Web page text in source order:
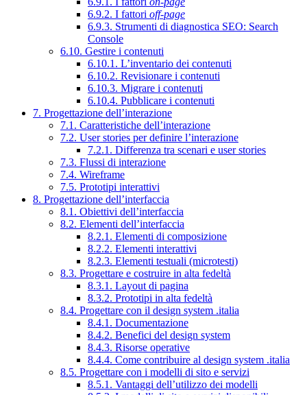
6.9.2. I fattori off-page
6.9.3. Strumenti di diagnostica SEO: Search
Console
6.10. Gestire i contenuti
6.10.1. L’inventario dei contenuti
6.10.2. Revisionare i contenuti
6.10.3. Migrare i contenuti
6.10.4. Pubblicare i contenuti
7. Progettazione dell’interazione
7.1. Caratteristiche dell’interazione
7.2. User stories per definire l’interazione
7.2.1. Differenza tra scenari e user stories
7.3. Flussi di interazione
7.4. Wireframe
7.5. Prototipi interattivi
8. Progettazione dell’interfaccia
8.1. Obiettivi dell’interfaccia
8.2. Elementi dell’interfaccia
8.2.1. Elementi di composizione
8.2.2. Elementi interattivi
8.2.3. Elementi testuali (microtesti)
8.3. Progettare e costruire in alta fedeltà
8.3.1. Layout di pagina
8.3.2. Prototipi in alta fedeltà
8.4. Progettare con il design system .italia
8.4.1. Documentazione
8.4.2. Benefici del design system
8.4.3. Risorse operative
8.4.4. Come contribuire al design system .italia
8.5. Progettare con i modelli di sito e servizi
8.5.1. Vantaggi dell’utilizzo dei modelli